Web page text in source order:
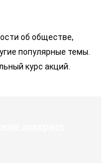
об обществе,
популярные темы.
курс акций.